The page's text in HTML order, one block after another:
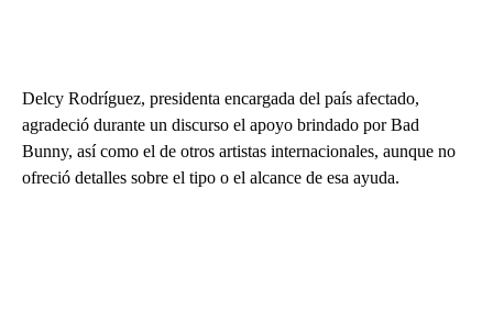
Delcy Rodríguez, presidenta encargada del país afectado,
agradeció durante un discurso el apoyo brindado por Bad
Bunny, así como el de otros artistas internacionales, aunque no
ofreció detalles sobre el tipo o el alcance de esa ayuda.